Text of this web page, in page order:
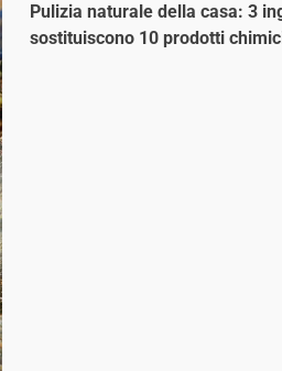
Pulizia naturale della casa: 3
sostituiscono 10 prodotti